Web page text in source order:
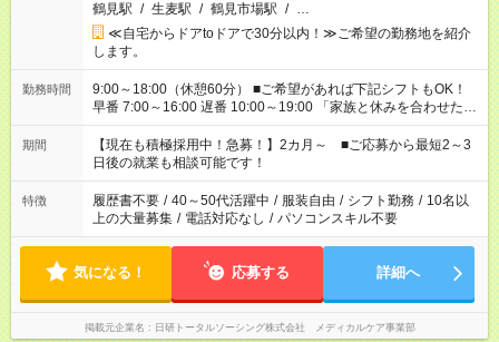
鶴見駅 / 生麦駅 / 鶴見市場駅 / …
≪自宅からドアtoドアで30分以内！≫ご希望の勤務地を紹介
します。
勤務時間
9:00～18:00（休憩60分） ■ご希望があれば下記シフトもOK！
早番 7:00～16:00 遅番 10:00～19:00 「家族と休みを合わせた
い」 「余裕を持って夕飯の準備がしたい」 「できれば残業はし
たくない」 など、ご希望を教えてくださいね。 ※Wワーク希望
の方へ 今ご覧のお仕事で希望する勤務時間と、もう1つのお仕事
の勤務時間。 合計で週40時間を超える場合は応募できません。
期間
【現在も積極採用中！急募！】2カ月～ ■ご応募から最短2～3
日後の就業も相談可能です！
特徴 履歴書不要 / 40～50代活躍中 / 服装自由 / シフト勤務 / 10名以
上の大量募集 / 電話対応なし / パソコンスキル不要
気になる！ 応募する 詳細へ
掲載元企業名 日研トータルソーシング株式会社 メディカルケア事業部